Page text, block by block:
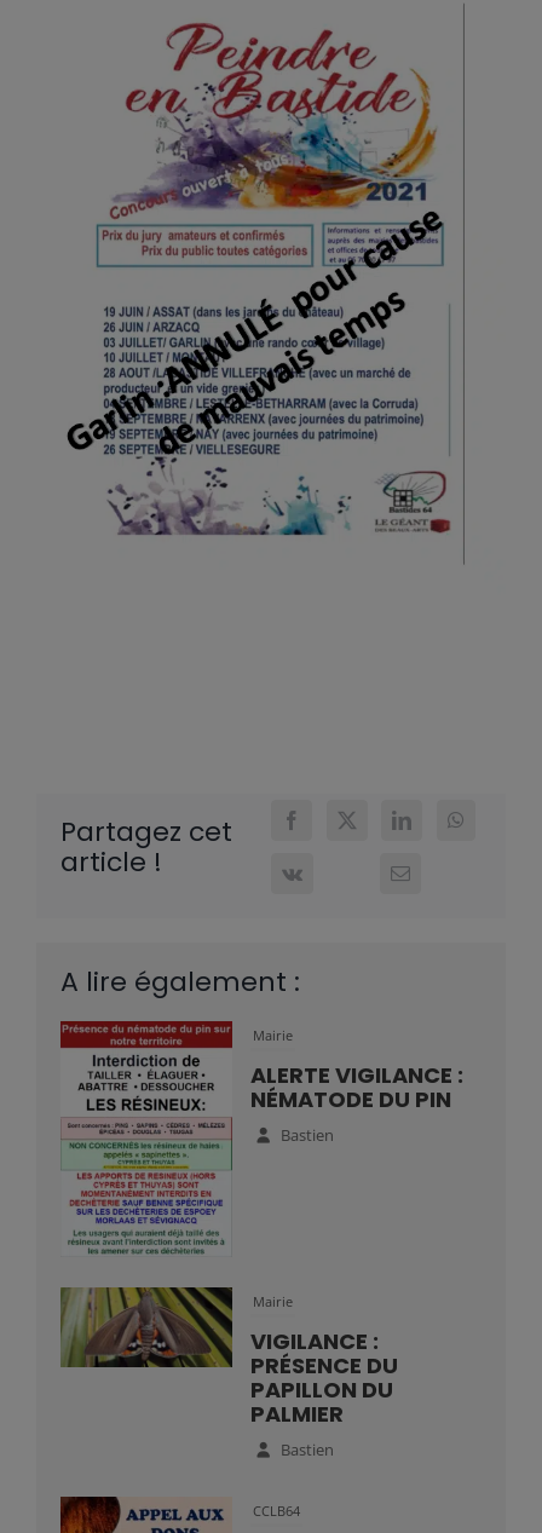
Partagez cet
article !
A lire également :
Mairie
ALERTE VIGILANCE :
NÉMATODE DU PIN
Bastien
Mairie
VIGILANCE :
PRÉSENCE DU
PAPILLON DU
PALMIER
Bastien
CCLB64